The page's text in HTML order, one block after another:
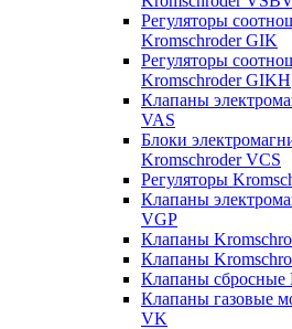
Регуляторы
Kromschroder GIK
Регуляторы
Kromschroder GIKH
Клапаны
VAS
Блоки
Kromschroder VCS
Регуляторы
Клапаны
VGP
Клапаны
Клапаны
Клапаны сбросные
Клапаны газовые
VK